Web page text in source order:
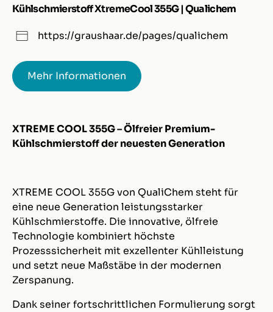
Kühlschmierstoff XtremeCool 355G | Qualichem
https://graushaar.de/pages/qualichem
Mehr Informationen
XTREME COOL 355G – Ölfreier Premium-
Kühlschmierstoff der neuesten Generation
XTREME COOL 355G von QualiChem steht für
eine neue Generation leistungsstarker
Kühlschmierstoffe. Die innovative, ölfreie
Technologie kombiniert höchste
Prozesssicherheit mit exzellenter Kühlleistung
und setzt neue Maßstäbe in der modernen
Zerspanung.
Dank seiner fortschrittlichen Formulierung sorgt